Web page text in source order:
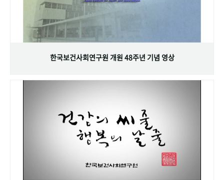
한국보건사회연구원 개원 48주년 기념 영상